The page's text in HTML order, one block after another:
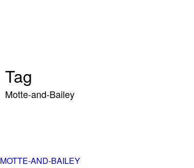
Tag
Motte-and-Bailey
MOTTE-AND-BAILEY